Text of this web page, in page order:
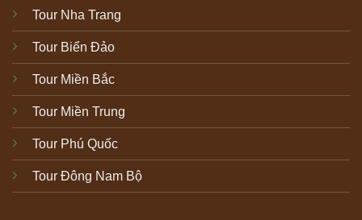
Tour Nha Trang
Tour Biển Đảo
Tour Miền Bắc
Tour Miền Trung
Tour Phú Quốc
Tour Đông Nam Bộ